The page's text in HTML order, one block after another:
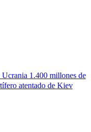
1.400 millones de
atentado de Kiev